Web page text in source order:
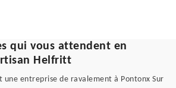
qui vous attendent en
Helfritt
entreprise de ravalement à Pontonx Sur